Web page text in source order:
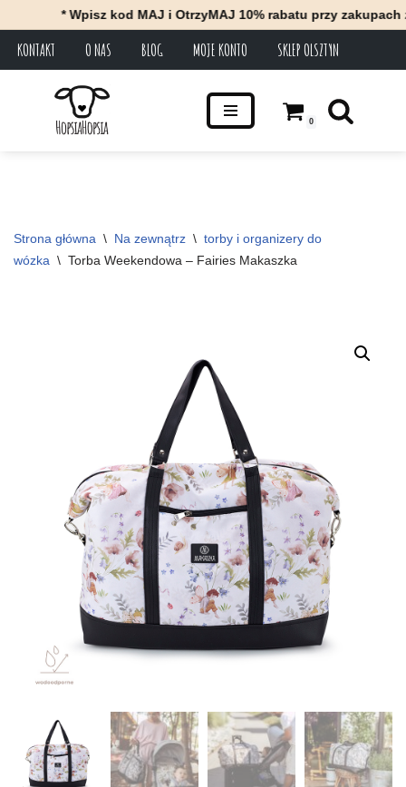
* Wpisz kod MAJ i OtrzyMAJ 10% rabatu przy zakupach za
KONTAKT O NAS BLOG MOJE KONTO SKLEP OLSZTYN
0
Strona główna \ Na zewnątrz \ torby i organizery do
wózka \ Torba Weekendowa – Fairies Makaszka